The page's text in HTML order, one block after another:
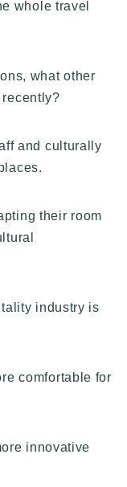
whole travel
what other
and culturally
their room
industry is
comfortable for
innovative